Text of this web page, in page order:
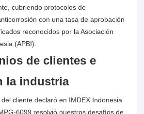
cubriendo protocolos de
con una tasa de aprobación
reconocidos por la Asociación
(APBI).
de clientes e
la industria
cliente declaró en IMDEX Indonesia
6099 resolvió nuestros desafíos de